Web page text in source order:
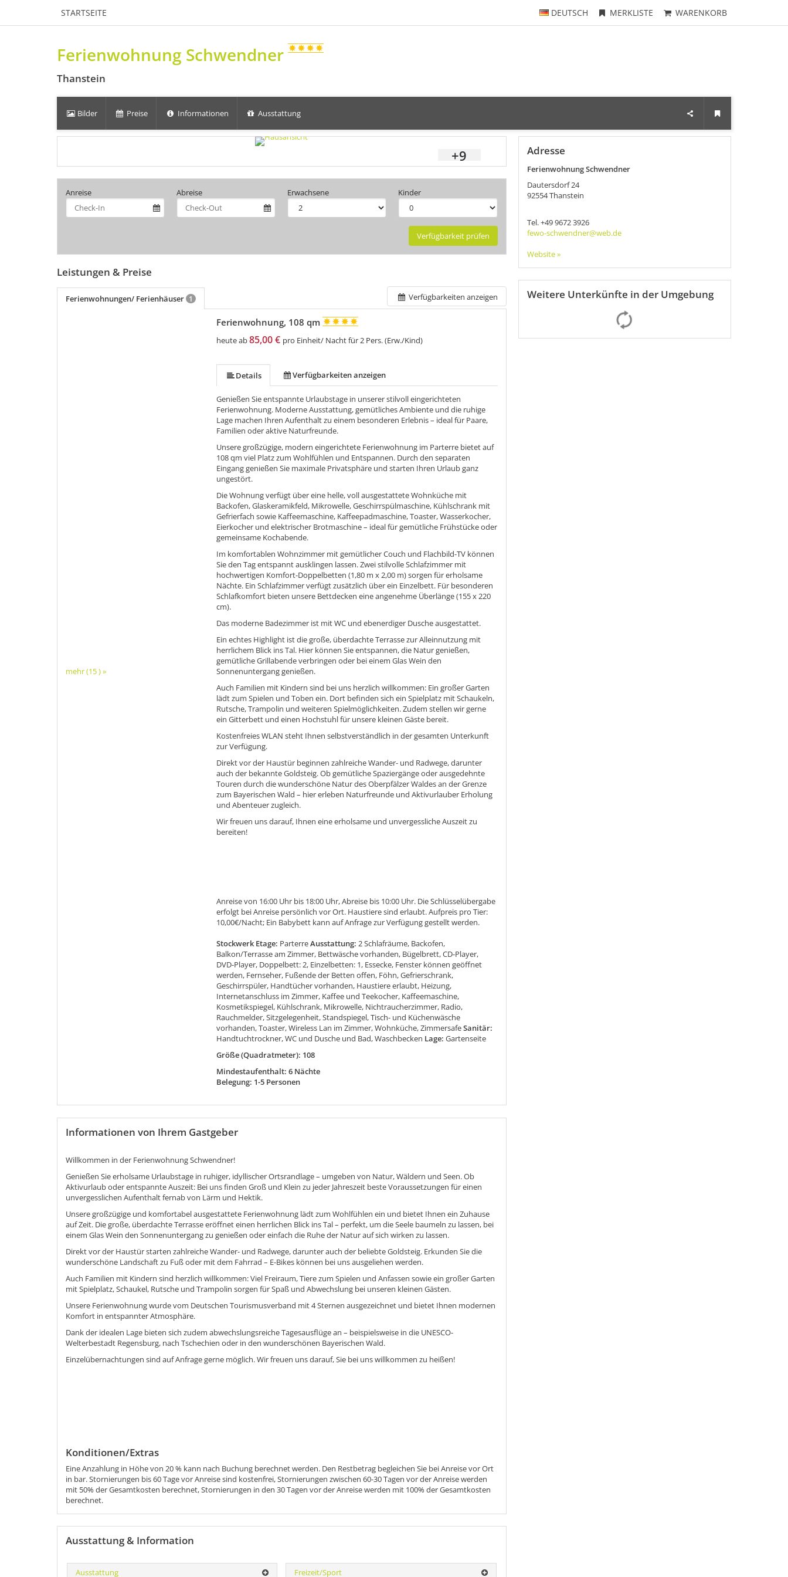
DEUTSCH MERKLISTE WARENKORB
STARTSEITE
Ferienwohnung Schwendner
Thanstein
Bilder Preise Informationen Ausstattung
+9
Anreise Abreise Erwachsene Kinder
Verfügbarkeit prüfen
Verfügbarkeiten anzeigen
Leistungen & Preise
Ferienwohnungen/ Ferienhäuser 1
mehr (15 ) »
Ferienwohnung, 108 qm
heute ab85,00 € pro Einheit/ Nacht für 2 Pers. (Erw./Kind)
Details Verfügbarkeiten anzeigen
Genießen Sie entspannte Urlaubstage in unserer stilvoll eingerichteten
Ferienwohnung. Moderne Ausstattung, gemütliches Ambiente und die ruhige
Lage machen Ihren Aufenthalt zu einem besonderen Erlebnis – ideal für Paare,
Familien oder aktive Naturfreunde.
Unsere großzügige, modern eingerichtete Ferienwohnung im Parterre bietet auf
108 qm viel Platz zum Wohlfühlen und Entspannen. Durch den separaten
Eingang genießen Sie maximale Privatsphäre und starten Ihren Urlaub ganz
ungestört.
Die Wohnung verfügt über eine helle, voll ausgestattete Wohnküche mit
Backofen, Glaskeramikfeld, Mikrowelle, Geschirrspülmaschine, Kühlschrank mit
Gefrierfach sowie Kaffeemaschine, Kaffeepadmaschine, Toaster, Wasserkocher,
Eierkocher und elektrischer Brotmaschine – ideal für gemütliche Frühstücke oder
gemeinsame Kochabende.
Im komfortablen Wohnzimmer mit gemütlicher Couch und Flachbild-TV können
Sie den Tag entspannt ausklingen lassen. Zwei stilvolle Schlafzimmer mit
hochwertigen Komfort-Doppelbetten (1,80 m x 2,00 m) sorgen für erholsame
Nächte. Ein Schlafzimmer verfügt zusätzlich über ein Einzelbett. Für besonderen
Schlafkomfort bieten unsere Bettdecken eine angenehme Überlänge (155 x 220
cm).
Das moderne Badezimmer ist mit WC und ebenerdiger Dusche ausgestattet.
Ein echtes Highlight ist die große, überdachte Terrasse zur Alleinnutzung mit
herrlichem Blick ins Tal. Hier können Sie entspannen, die Natur genießen,
gemütliche Grillabende verbringen oder bei einem Glas Wein den
Sonnenuntergang genießen.
Auch Familien mit Kindern sind bei uns herzlich willkommen: Ein großer Garten
lädt zum Spielen und Toben ein. Dort befinden sich ein Spielplatz mit Schaukeln,
Rutsche, Trampolin und weiteren Spielmöglichkeiten. Zudem stellen wir gerne
ein Gitterbett und einen Hochstuhl für unsere kleinen Gäste bereit.
Kostenfreies WLAN steht Ihnen selbstverständlich in der gesamten Unterkunft
zur Verfügung.
Direkt vor der Haustür beginnen zahlreiche Wander- und Radwege, darunter
auch der bekannteGoldsteig. Ob gemütliche Spaziergänge oder ausgedehnte
Touren durch die wunderschöne Natur des Oberpfälzer Waldes an der Grenze
zum Bayerischen Wald – hier erleben Naturfreunde und Aktivurlauber Erholung
und Abenteuer zugleich.
Wir freuen uns darauf, Ihnen eine erholsame und unvergessliche Auszeit zu
bereiten!
Anreise von 16:00 Uhr bis 18:00 Uhr, Abreise bis 10:00 Uhr. Die Schlüsselübergabe
erfolgt bei Anreise persönlich vor Ort. Haustiere sind erlaubt. Aufpreis pro Tier:
10,00€/Nacht; Ein Babybett kann auf Anfrage zur Verfügung gestellt werden.
Stockwerk Etage: ParterreAusstattung: 2 Schlafräume, Backofen,
Balkon/Terrasse am Zimmer, Bettwäsche vorhanden, Bügelbrett, CD-Player,
DVD-Player, Doppelbett: 2, Einzelbetten: 1, Essecke, Fenster können geöffnet
werden, Fernseher, Fußende der Betten offen, Föhn, Gefrierschrank,
Geschirrspüler, Handtücher vorhanden, Haustiere erlaubt, Heizung,
Internetanschluss im Zimmer, Kaffee und Teekocher, Kaffeemaschine,
Kosmetikspiegel, Kühlschrank, Mikrowelle, Nichtraucherzimmer, Radio,
Rauchmelder, Sitzgelegenheit, Standspiegel, Tisch- und Küchenwäsche
vorhanden, Toaster, Wireless Lan im Zimmer, Wohnküche, ZimmersafeSanitär:
Handtuchtrockner, WC und Dusche und Bad, Waschbecken Lage:Gartenseite
Größe (Quadratmeter): 108
Mindestaufenthalt: 6 Nächte
Belegung: 1-5 Personen
Informationen von Ihrem Gastgeber
Willkommen in der Ferienwohnung Schwendner!
Genießen Sie erholsame Urlaubstage in ruhiger, idyllischer Ortsrandlage – umgeben von Natur, Wäldern und Seen. Ob
Aktivurlaub oder entspannte Auszeit: Bei uns finden Groß und Klein zu jeder Jahreszeit beste Voraussetzungen für einen
unvergesslichen Aufenthalt fernab von Lärm und Hektik.
Unsere großzügige und komfortabel ausgestattete Ferienwohnung lädt zum Wohlfühlen ein und bietet Ihnen ein Zuhause
auf Zeit. Die große, überdachte Terrasse eröffnet einen herrlichen Blick ins Tal – perfekt, um die Seele baumeln zu lassen, bei
einem Glas Wein den Sonnenuntergang zu genießen oder einfach die Ruhe der Natur auf sich wirken zu lassen.
Direkt vor der Haustür starten zahlreiche Wander- und Radwege, darunter auch der beliebteGoldsteig. Erkunden Sie die
wunderschöne Landschaft zu Fuß oder mit dem Fahrrad – E-Bikes können bei uns ausgeliehen werden.
Auch Familien mit Kindern sind herzlich willkommen: Viel Freiraum, Tiere zum Spielen und Anfassen sowie ein großer Garten
mit Spielplatz, Schaukel, Rutsche und Trampolin sorgen für Spaß und Abwechslung bei unseren kleinen Gästen.
Unsere Ferienwohnung wurde vom Deutschen Tourismusverband mit 4 Sternen ausgezeichnet und bietet Ihnen modernen
Komfort in entspannter Atmosphäre.
Dank der idealen Lage bieten sich zudem abwechslungsreiche Tagesausflüge an – beispielsweise in die UNESCO-
Welterbestadt Regensburg, nach Tschechien oder in den wunderschönen Bayerischen Wald.
Einzelübernachtungen sind auf Anfrage gerne möglich. Wir freuen uns darauf, Sie bei uns willkommen zu heißen!
Konditionen/Extras
Eine Anzahlung in Höhe von 20 % kann nach Buchung berechnet werden. Den Restbetrag begleichen Sie bei Anreise vor Ort
in bar. Stornierungen bis 60 Tage vor Anreise sind kostenfrei, Stornierungen zwischen 60-30 Tagen vor der Anreise werden
mit 50% der Gesamtkosten berechnet, Stornierungen in den 30 Tagen vor der Anreise werden mit 100% der Gesamtkosten
berechnet.
Ausstattung & Information
Ausstattung Freizeit/Sport
Adresse
Ferienwohnung Schwendner
Dautersdorf 24
92554Thanstein
Tel.+49 9672 3926
fewo-schwendner@web.de
Website »
Weitere Unterkünfte in der Umgebung